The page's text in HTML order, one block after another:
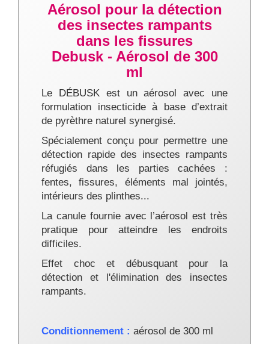
Aérosol pour la détection
des insectes rampants
dans les fissures
Debusk - Aérosol de 300
ml
Le DÉBUSK est un aérosol avec une
formulation insecticide à base d’extrait
de pyrèthre naturel synergisé.
Spécialement conçu pour permettre une
détection rapide des insectes rampants
réfugiés dans les parties cachées :
fentes, fissures, éléments mal jointés,
intérieurs des plinthes...
La canule fournie avec l’aérosol est très
pratique pour atteindre les endroits
difficiles.
Effet choc et débusquant pour la
détection et l'élimination des insectes
rampants.
Conditionnement : aérosol de 300 ml